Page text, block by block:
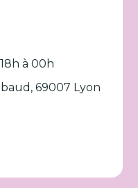
à 00h
69007 Lyon